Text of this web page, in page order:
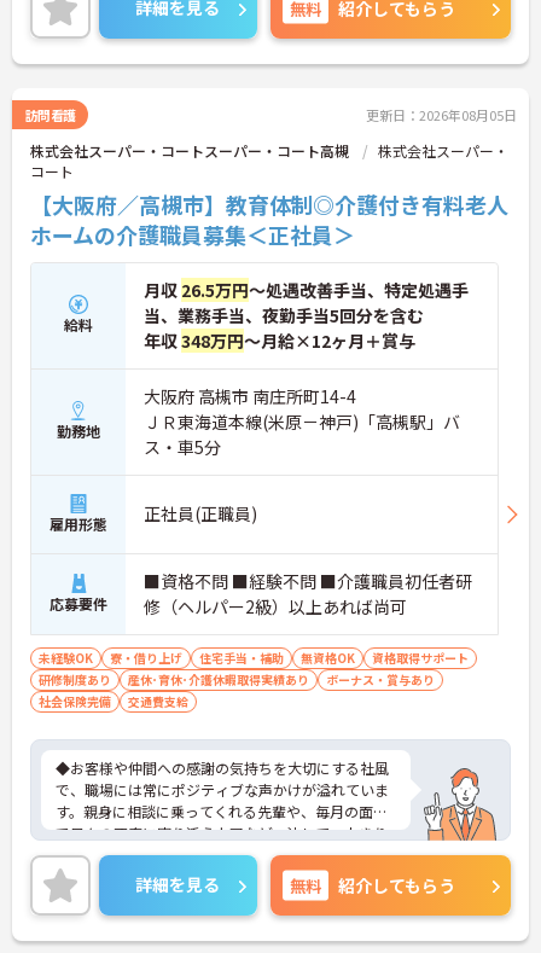
スバッジ」という素敵な制度を導入しています。ス
マホやパソコンから、部署や施設を超えた仲間に
「ありがとう」のバッジを送り合う仕組みで、毎月
些細なことでも感謝を伝え合い、認め合えるため、
風通しが良くとてもあたたかい雰囲気の職場です。
また、「もっとこうしたら良くなるかも！」という
現場の小さなアイデアを大切にしており、入社1日
目から誰でもいくつでも提案できる「フジキャタ提
案」制度があり、毎月役員がすべての提案に目を通
します。自分の気づきが実際のサービス向上につな
がるため、やりがいを持って仕事に取り組めます。
詳細を見る 無料 紹介してもらう
訪問看護 更新日：2026年08月05日
株式会社スーパー・コートスーパー・コート高槻
株式会社スーパー・
コート
【大阪府／高槻市】教育体制◎介護付き有料老人
ホームの介護職員募集＜正社員＞
給料
月収 26.5万円～処遇改善手当、特定処遇手
当、業務手当、夜勤手当5回分を含む
年収348万円～月給×12ヶ月＋賞与
勤務地
大阪府 高槻市 南庄所町14-4
ＪＲ東海道本線(米原－神戸)「高槻駅」バ
ス・車5分
雇用形態 正社員(正職員)
応募要件
■資格不問 ■経験不問 ■介護職員初任者研
修（ヘルパー2級）以上あれば尚可
未経験OK 寮・借り上げ 住宅手当・補助 無資格OK
資格取得サポート
研修制度あり
産休･育休･介護休暇取得実績あり
ボーナス・賞与あり
社会保険完備
交通費支給
◆お客様や仲間への感謝の気持ちを大切にする社風
で、職場には常にポジティブな声かけが溢れていま
す。親身に相談に乗ってくれる先輩や、毎月の面談
で日々の不安に寄り添う上司など、決して一人きり
にさせないフォロー体制が万全。心理的安全性が高
く、中途入社でも自然と馴染める職場です。
◆無資格からでもプロフェッショナルを目指せる
「資格取得支援制度」を完備しています。初任者研
修から国家資格である介護福祉士まで、現場での実
詳細を見る 無料 紹介してもらう